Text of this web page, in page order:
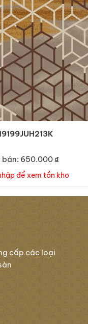
bán: 650.000 ₫
để xem tồn kho
cấp các loại